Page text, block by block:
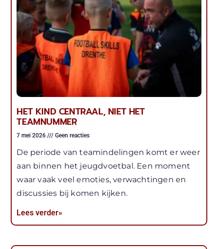
HET KIND CENTRAAL, NIET HET
TEAMNUMMER
7 mei 2026 Geen reacties
De periode van teamindelingen komt er weer
aan binnen het jeugdvoetbal. Een moment
waar vaak veel emoties, verwachtingen en
discussies bij komen kijken.
Lees verder»